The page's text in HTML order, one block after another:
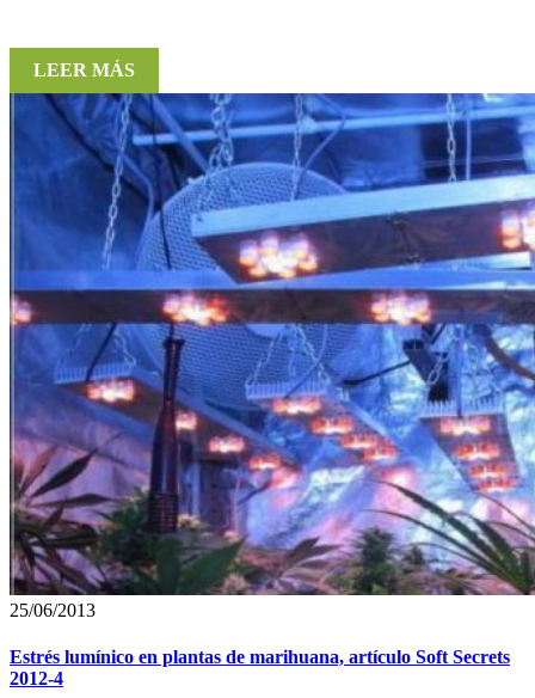
LEER MÁS
25/06/2013
Estrés lumínico en plantas de marihuana, artículo Soft Secrets
2012-4